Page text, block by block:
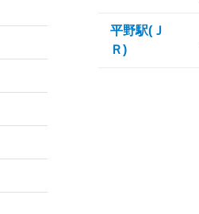
平野駅(Ｊ
Ｒ)